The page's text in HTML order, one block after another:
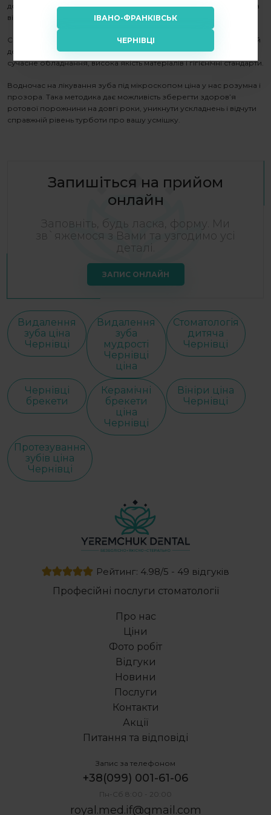
до 0,1 мм. Такий рівень контролю неможливий без мікроскопа та
відповідної підготовки лікаря.
Серед переваг лікування саме у нашій стоматології багаторічний
досвід у мікроскопічній ендодонтії, комфортна атмосфера і
сучасне обладнання, висока якість матеріалів і гігієнічні стандарти.
Водночас на лікування зуба під мікроскопом ціна у нас розумна і
прозора. Така методика дає можливість зберегти здоров’я
ротової порожнини на довгі роки, уникнути ускладнень і відчути
справжній рівень турботи про вашу усмішку.
Запишіться на прийом
онлайн
Заповніть, будь ласка, форму. Ми
зв`яжемося з Вами та узгодимо усі
деталі.
ЗАПИС ОНЛАЙН
Видалення
зуба ціна
Чернівці
Видалення
зуба
мудрості
Чернівці
ціна
Стоматологія
дитяча
Чернівці
Чернівці
брекети
Керамічні
брекети
ціна
Чернівці
Вініри ціна
Чернівці
Протезування
зубів ціна
Чернівці
Рейтинг: 4.98/5 - 49 відгуків
Професійні послуги стоматології
Про нас
Ціни
Фото робіт
Відгуки
Новини
Послуги
Контакти
Акції
Питання та відповіді
Запис за телефоном
+38(099) 001-61-06
Пн-Сб 8:00 - 20:00
royal.med.if@gmail.com
ІВАНО-ФРАНКІВСЬК
ЧЕРНІВЦІ